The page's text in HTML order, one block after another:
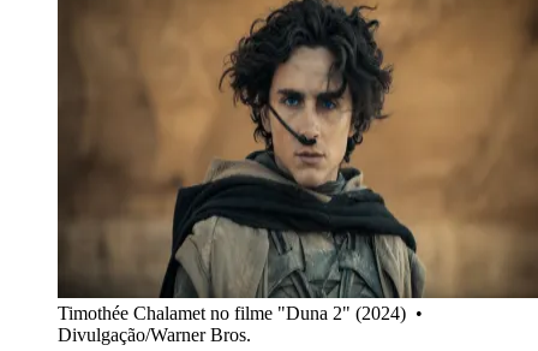
Timothée Chalamet no filme "Duna 2" (2024) •
Divulgação/Warner Bros.